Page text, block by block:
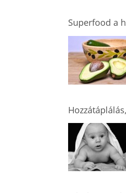
Superfood a